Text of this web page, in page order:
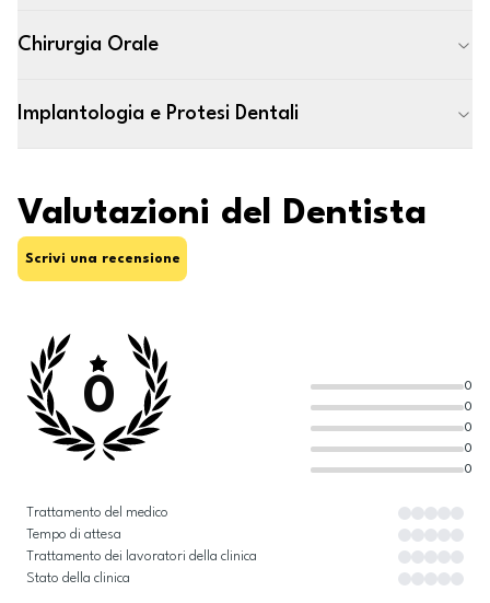
Chirurgia Orale
Implantologia e Protesi Dentali
Valutazioni del Dentista
Scrivi una recensione
0
0
0
0
0
0
Trattamento del medico
Tempo di attesa
Trattamento dei lavoratori della clinica
Stato della clinica